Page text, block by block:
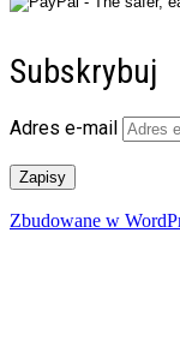
Subskrybuj
Adres e-mail
Zapisy
Zbudowane w